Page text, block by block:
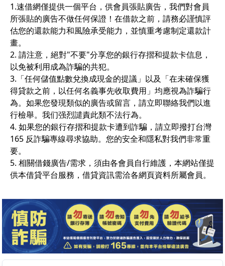
1.速借網僅提供一個平台，供會員張貼廣告，我們對會員
所張貼的廣告不做任何保證！在借款之前，請務必謹慎評
估您的還款能力和風險承受能力，並慎重考慮制定還款計
畫。
2. 請注意，絕對"不要"分享您的銀行存摺和提款卡信息，
以免被利用成為詐騙的共犯。
3.「任何儲值點數兌換成現金的提議」以及「在未確保獲
得貸款之前，以任何名義事先收取費用」均應視為詐騙行
為。如果您發現類似的廣告或留言，請立即聯絡我們以進
行檢舉。我们强烈譴責此類不法行為。
4. 如果您的銀行存摺和提款卡遭到詐騙，請立即撥打台灣
165 反詐騙專線尋求協助。您的安全和隱私對我們非常重
要。
5. 相關借錢廣告/需求，須由各會員自行維護，本網站僅提
供本借貸平台服務，借貸資訊需洽各網頁資料所屬會員。